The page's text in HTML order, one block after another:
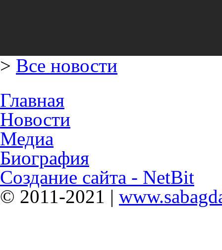
> Все новости
Главная
Новости
Медиа
Биография
Создание сайта - NetBit
© 2011-2021 |